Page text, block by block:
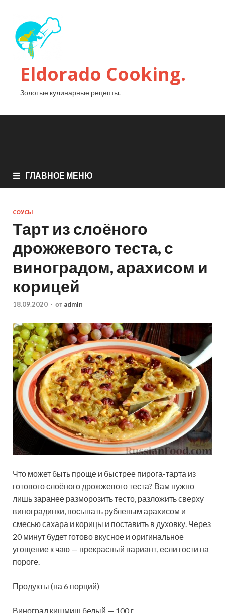
Eldorado Сooking.
Золотые кулинарные рецепты.
ГЛАВНОЕ МЕНЮ
СОУСЫ
Тарт из слоёного
дрожжевого теста, с
виноградом, арахисом и
корицей
18.09.2020 - от admin
Что может быть проще и быстрее пирога-тарта из
готового слоёного дрожжевого теста? Вам нужно
лишь заранее разморозить тесто, разложить сверху
виноградинки, посыпать рубленым арахисом и
смесью сахара и корицы и поставить в духовку. Через
20 минут будет готово вкусное и оригинальное
угощение к чаю — прекрасный вариант, если гости на
пороге.
Продукты (на 6 порций)
Виноград кишмиш белый — 100 г